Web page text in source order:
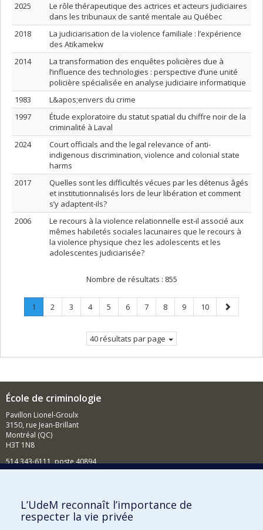
2025
Le rôle thérapeutique des actrices et acteurs judiciaires
dans les tribunaux de santé mentale au Québec
2018
La judiciarisation de la violence familiale : l’expérience
des Atikamekw
2014
La transformation des enquêtes policières due à
l’influence des technologies : perspective d’une unité
policière spécialisée en analyse judiciaire informatique
1983
L&apos;envers du crime
1997
Étude exploratoire du statut spatial du chiffre noir de la
criminalité à Laval
2024
Court officials and the legal relevance of anti-
indigenous discrimination, violence and colonial state
harms
2017
Quelles sont les difficultés vécues par les détenus âgés
et institutionnalisés lors de leur libération et comment
s’y adaptent-ils?
2006
Le recours à la violence relationnelle est-il associé aux
mêmes habiletés sociales lacunaires que le recours à
la violence physique chez les adolescents et les
adolescentes judiciarisée?
Nombre de résultats : 855
Page
1
Page
Page
2 Page
3 Page
4 Page
5 Page
6 Page
7 Page
8 Page
9 Page
10
Page
suivante
40 résultats par page
École de criminologie
Pavillon Lionel-Groulx
3150, rue Jean-Brillant
Montréal (QC)
H3T 1N8
514 343-6111, poste 40894
Comment soutenir l'École?
BESOIN D'AIDE?
L’UdeM reconnaît l’importance de
respecter la vie privée